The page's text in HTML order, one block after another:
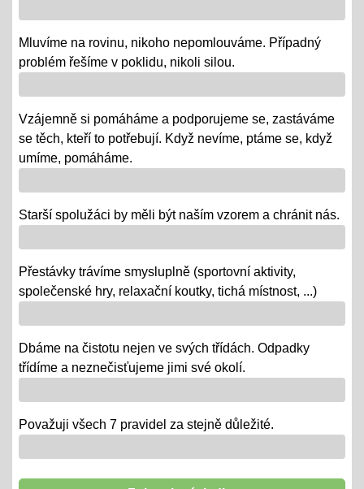
letos bez JARMARKU, ale s vrstevnickou výukou ve
VV = "MALÍ UČÍ VELKÉ"
08.10.2018
- vědomostní a výtvarné soutěže
- školní rozhlasové vysílání
Výlety tříd, exkurze
12.06.2018
- od 18. 6. se "chystají" třídy za novými poznatky a
"Maturity" - IX.
06.06.2018
- 6. a 7. 6. = volná témata v prezentacích a "ústní" /
volba otázky - závěrečné zkoušky IX.
"Duhová akademie"
Mluvíme na rovinu, nikoho nepomlouváme. Případný
problém řešíme v poklidu, nikoli silou.
Vzájemně si pomáháme a podporujeme se, zastáváme
se těch, kteří to potřebují. Když nevíme, ptáme se, když
umíme, pomáháme.
Starší spolužáci by měli být naším vzorem a chránit nás.
Přestávky trávíme smysluplně (sportovní aktivity,
společenské hry, relaxační koutky, tichá místnost, ...)
Dbáme na čistotu nejen ve svých třídách. Odpadky
třídíme a neznečisťujeme jimi své okolí.
Považuji všech 7 pravidel za stejně důležité.